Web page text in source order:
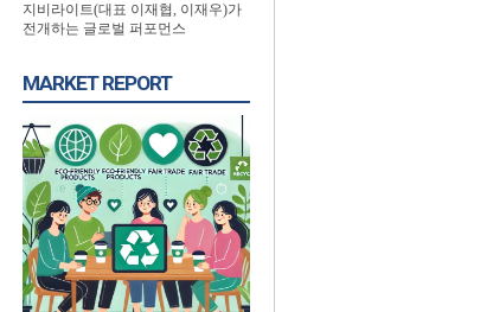
지비라이트(대표 이재협, 이재우)가
전개하는 글로벌 퍼포먼스
MARKET REPORT